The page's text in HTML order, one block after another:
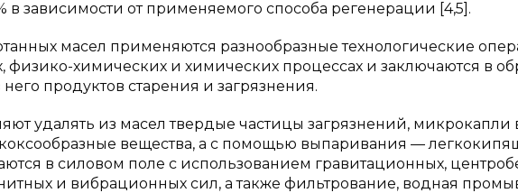
в зависимости от применяемого способа регенерации [4,5].
масел применяются разнообразные технологические
физико-химических и химических процессах и заключаются в
продуктов старения и загрязнения.
удалять из масел твердые частицы загрязнений, микрокапли
вещества, а с помощью выпаривания —
в силовом поле с использованием гравитационных,
и вибрационных сил, а также фильтрование, водная